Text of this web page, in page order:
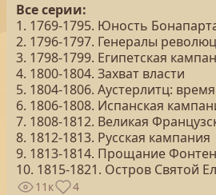
Все серии:
1. 1769-1795. Юность
2. 1796-1797. Генералы
3. 1798-1799. Египетская
4. 1800-1804. Захват власти
5. 1804-1806. Аустерлитц:
6. 1806-1808. Испанская
7. 1808-1812. Великая
8. 1812-1813. Русская кампания
9. 1813-1814. Прощание
10. 1815-1821. Остров Святой
11к 4